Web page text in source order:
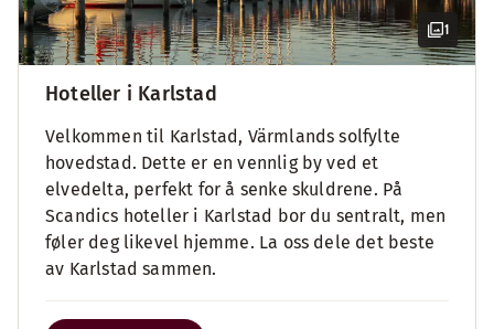
1
Hoteller i Karlstad
Velkommen til Karlstad, Värmlands solfylte
hovedstad. Dette er en vennlig by ved et
elvedelta, perfekt for å senke skuldrene. På
Scandics hoteller i Karlstad bor du sentralt, men
føler deg likevel hjemme. La oss dele det beste
av Karlstad sammen.